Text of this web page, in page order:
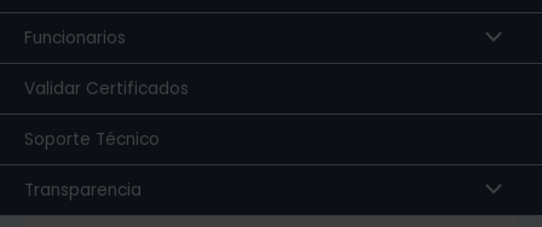
Funcionarios
Validar Certificados
Soporte Técnico
Transparencia